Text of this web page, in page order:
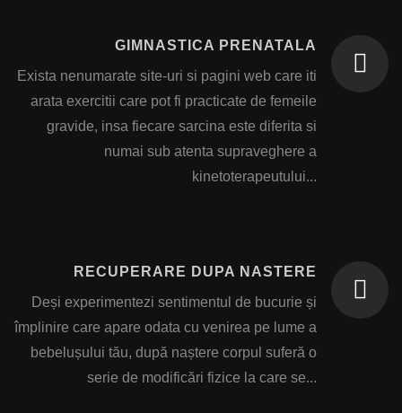
GIMNASTICA PRENATALA
Exista nenumarate site-uri si pagini web care iti
arata exercitii care pot fi practicate de femeile
gravide, insa fiecare sarcina este diferita si
numai sub atenta supraveghere a
kinetoterapeutului...
RECUPERARE DUPA NASTERE
Deși experimentezi sentimentul de bucurie și
împlinire care apare odata cu venirea pe lume a
bebelușului tău, după naștere corpul suferă o
serie de modificări fizice la care se...